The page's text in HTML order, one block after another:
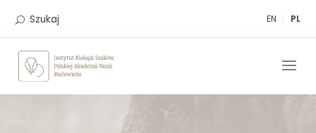
EN PL
Szukaj